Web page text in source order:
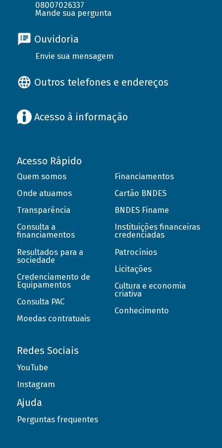
08007026337
Mande sua pergunta
Ouvidoria
Envie sua mensagem
Outros telefones e endereços
Acesso à informação
Acesso Rápido
Quem somos
Onde atuamos
Transparência
Consulta a
financiamentos
Resultados para a
sociedade
Credenciamento de
Equipamentos
Consulta PAC
Moedas contratuais
Financiamentos
Cartão BNDES
BNDES Finame
Instituições financeiras
credenciadas
Patrocínios
Licitações
Cultura e economia
criativa
Conhecimento
Redes Sociais
YouTube
Instagram
Ajuda
Perguntas frequentes